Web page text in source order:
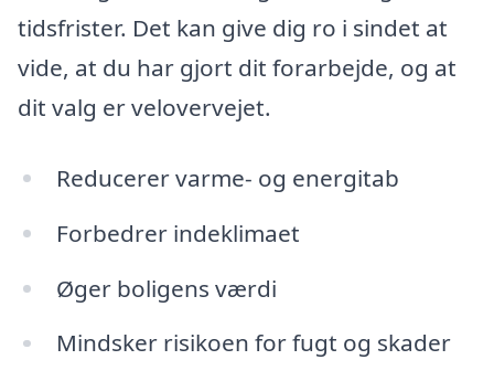
tidsfrister. Det kan give dig ro i sindet at
vide, at du har gjort dit forarbejde, og at
dit valg er velovervejet.
Reducerer varme- og energitab
Forbedrer indeklimaet
Øger boligens værdi
Mindsker risikoen for fugt og skader